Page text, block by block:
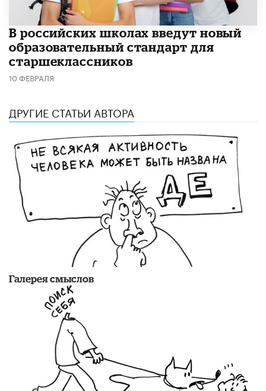
В российских школах введут новый
образовательный стандарт для
старшеклассников
10 ФЕВРАЛЯ
ДРУГИЕ СТАТЬИ АВТОРА
Галерея смыслов